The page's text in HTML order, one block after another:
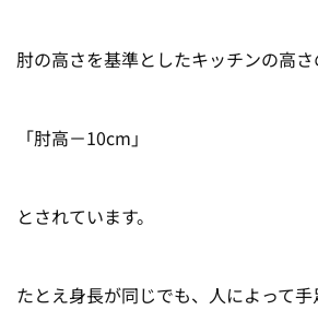
肘の高さを基準としたキッチンの高さ
「肘高－10cm」
とされています。
たとえ身長が同じでも、人によって